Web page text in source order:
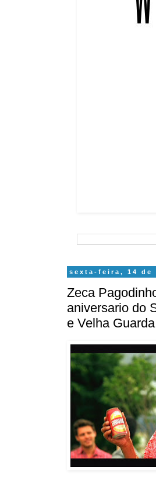
sexta-feira, 14 de
Zeca
aniversario do
e Velha